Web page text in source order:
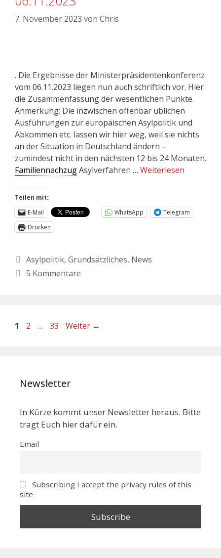
7. November 2023 von Chris
. Die Ergebnisse der Ministerpräsidentenkonferenz
vom 06.11.2023 liegen nun auch schriftlich vor. Hier
die Zusammenfassung der wesentlichen Punkte.
Anmerkung: Die inzwischen offenbar üblichen
Ausführungen zur europäischen Asylpolitik und
Abkommen etc. lassen wir hier weg, weil sie nichts
an der Situation in Deutschland ändern –
zumindest nicht in den nächsten 12 bis 24 Monaten.
FamiliennachzugAsylverfahren … Weiterlesen
Teilen mit:
E-Mail
WhatsApp
Telegram
Drucken
Asylpolitik, Grundsätzliches, News
5 Kommentare
1 2 … 33 Weiter →
Newsletter
In Kürze kommt unser Newsletter heraus. Bitte
tragt Euch hier dafür ein.
Email
Subscribing I accept the privacy rules of this
site